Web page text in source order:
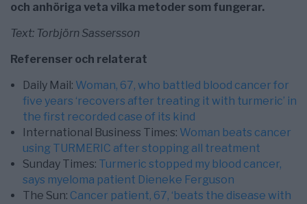
och anhöriga veta vilka metoder som fungerar.
Text: Torbjörn Sassersson
Referenser och relaterat
Daily Mail: Woman, 67, who battled blood cancer for
five years ‘recovers after treating it with turmeric’ in
the first recorded case of its kind
International Business Times: Woman beats cancer
using TURMERIC after stopping all treatment
Sunday Times: Turmeric stopped my blood cancer,
says myeloma patient Dieneke Ferguson
The Sun: Cancer patient, 67, ‘beats the disease with